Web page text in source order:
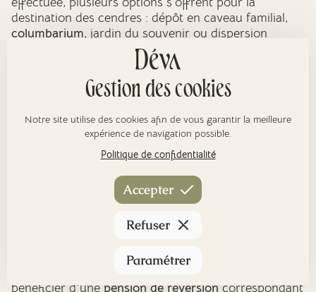
destination des cendres : dépôt en caveau familial,
columbarium, jardin du souvenir ou dispersion
encadrée. La loi du 19 décembre 2008 interdit la
conservation de l’urne à domicile.
L’urne cinéraire peut être en bois, céramique, pierre
cendres. Les pompes funèbres d’Ayguesvives
proposent des gammes variées. Une urne provisoire
est toujours fournie dans l’attente de la décision
La pension de réversion après un
décès à Ayguesvives
bénéficier d'une pension de réversion correspondant
Gestion des cookies
Notre site utilise des cookies afin de vous garantir la meilleure
expérience de navigation possible.
Politique de confidentialité
Accepter
Refuser
Paramétrer